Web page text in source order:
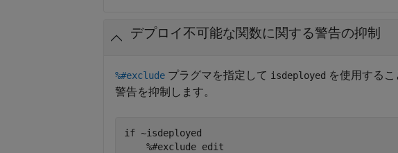
デプロイ不可能な関数に関する警告の抑制
%#exclude プラグマを指定して isdeployed を使用する
警告を抑制します。
if ~isdeployed
%#exclude edit